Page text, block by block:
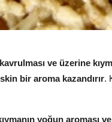
ve üzerine
bir aroma kazandırır.
yoğun aroması